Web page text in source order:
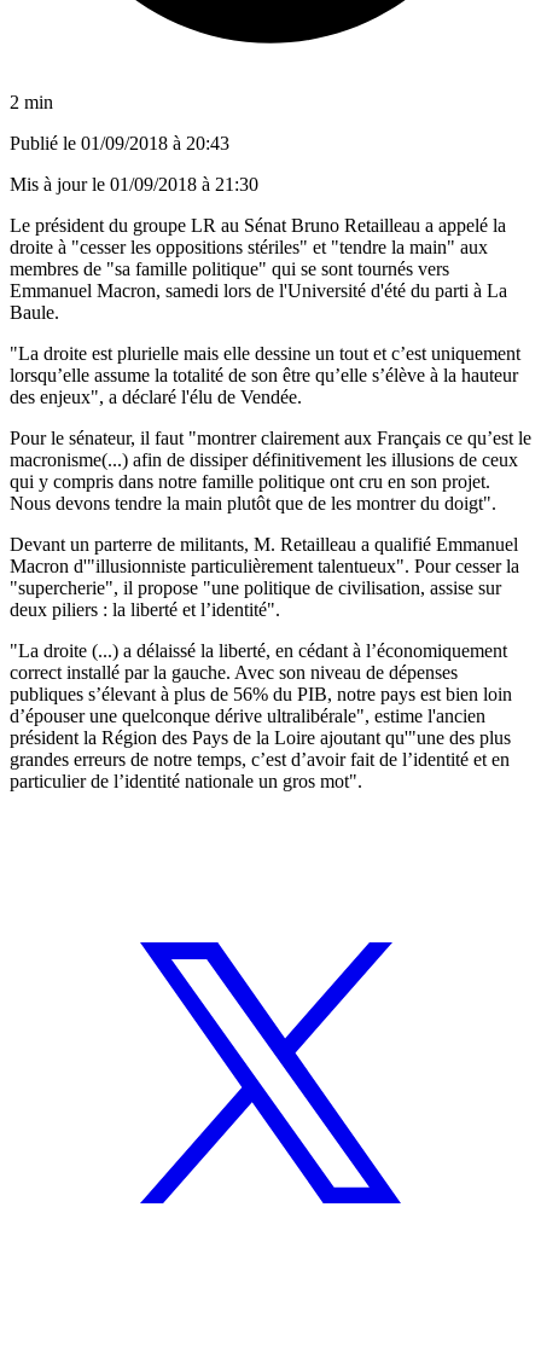
2 min
Publié le 01/09/2018 à 20:43
Mis à jour le 01/09/2018 à 21:30
Le président du groupe LR au Sénat Bruno Retailleau a appelé la
droite à "cesser les oppositions stériles" et "tendre la main" aux
membres de "sa famille politique" qui se sont tournés vers
Emmanuel Macron, samedi lors de l'Université d'été du parti à La
Baule.
"La droite est plurielle mais elle dessine un tout et c’est uniquement
lorsqu’elle assume la totalité de son être qu’elle s’élève à la hauteur
des enjeux", a déclaré l'élu de Vendée.
Pour le sénateur, il faut "montrer clairement aux Français ce qu’est le
macronisme(...) afin de dissiper définitivement les illusions de ceux
qui y compris dans notre famille politique ont cru en son projet.
Nous devons tendre la main plutôt que de les montrer du doigt".
Devant un parterre de militants, M. Retailleau a qualifié Emmanuel
Macron d'"illusionniste particulièrement talentueux". Pour cesser la
"supercherie", il propose "une politique de civilisation, assise sur
deux piliers : la liberté et l’identité".
"La droite (...) a délaissé la liberté, en cédant à l’économiquement
correct installé par la gauche. Avec son niveau de dépenses
publiques s’élevant à plus de 56% du PIB, notre pays est bien loin
d’épouser une quelconque dérive ultralibérale", estime l'ancien
président la Région des Pays de la Loire ajoutant qu'"une des plus
grandes erreurs de notre temps, c’est d’avoir fait de l’identité et en
particulier de l’identité nationale un gros mot".